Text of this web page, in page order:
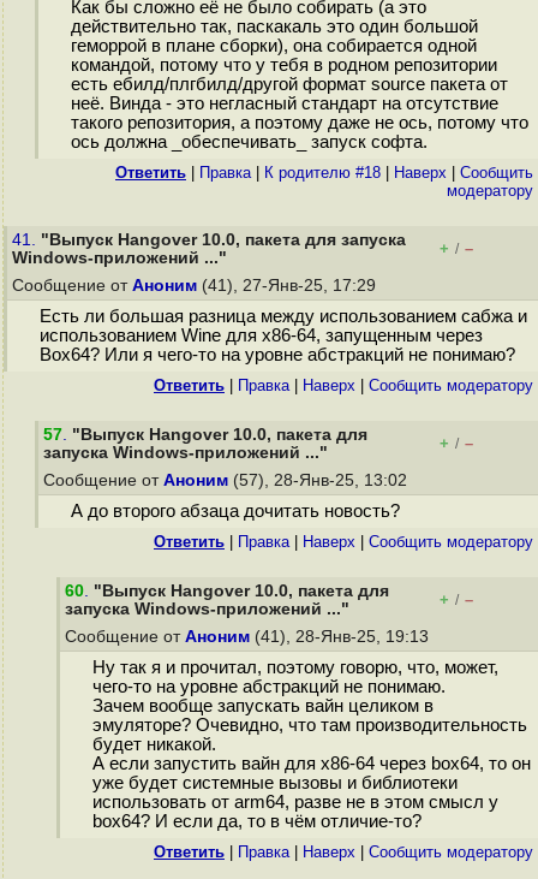
Как бы сложно её не было собирать (а это
действительно так, паскакаль это один большой
геморрой в плане сборки), она собирается одной
командой, потому что у тебя в родном репозитории
есть ебилд/плгбилд/другой формат source пакета от
неё. Винда - это негласный стандарт на отсутствие
такого репозитория, а поэтому даже не ось, потому что
ось должна _обеспечивать_ запуск софта.
Ответить Правка| К родителю #18 Наверх
Cообщить
модератору
41. "Выпуск Hangover 10.0, пакета для запуска
Windows-приложений ..."
+ / –
Сообщение от Аноним (41), 27-Янв-25, 17:29
Есть ли большая разница между использованием сабжа и
использованием Wine для x86-64, запущенным через
Box64? Или я чего-то на уровне абстракций не понимаю?
Ответить Правка| Наверх Cообщить модератору
57. "Выпуск Hangover 10.0, пакета для
запуска Windows-приложений ..."
+ / –
Сообщение от Аноним (57), 28-Янв-25, 13:02
А до второго абзаца дочитать новость?
Ответить Правка| Наверх Cообщить модератору
60. "Выпуск Hangover 10.0, пакета для
запуска Windows-приложений ..."
+ / –
Сообщение от Аноним (41), 28-Янв-25, 19:13
Ну так я и прочитал, поэтому говорю, что, может,
чего-то на уровне абстракций не понимаю.
Зачем вообще запускать вайн целиком в
эмуляторе? Очевидно, что там производительность
будет никакой.
А если запустить вайн для х86-64 через box64, то он
уже будет системные вызовы и библиотеки
использовать от arm64, разве не в этом смысл у
box64? И если да, то в чём отличие-то?
Ответить Правка| Наверх Cообщить модератору